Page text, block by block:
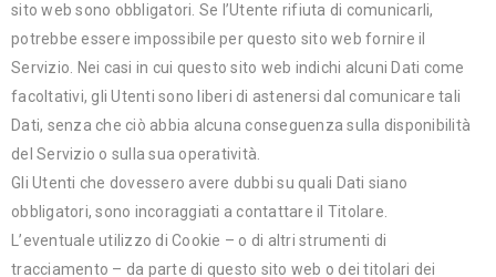
sito web sono obbligatori. Se l’Utente rifiuta di comunicarli,
potrebbe essere impossibile per questo sito web fornire il
Servizio. Nei casi in cui questo sito web indichi alcuni Dati come
facoltativi, gli Utenti sono liberi di astenersi dal comunicare tali
Dati, senza che ciò abbia alcuna conseguenza sulla disponibilità
del Servizio o sulla sua operatività.
Gli Utenti che dovessero avere dubbi su quali Dati siano
obbligatori, sono incoraggiati a contattare il Titolare.
L’eventuale utilizzo di Cookie – o di altri strumenti di
tracciamento – da parte di questo sito web o dei titolari dei